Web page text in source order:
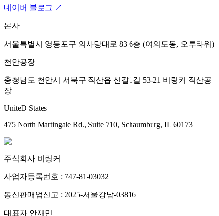
네이버 블로그 ↗
본사
서울특별시 영등포구 의사당대로 83 6층 (여의도동, 오투타워)
천안공장
충청남도 천안시 서북구 직산읍 신갈1길 53-21 비링커 직산공
장
UniteD States
475 North Martingale Rd., Suite 710, Schaumburg, IL 60173
주식회사 비링커
사업자등록번호 : 747-81-03032
통신판매업신고 : 2025-서울강남-03816
대표자 안재민